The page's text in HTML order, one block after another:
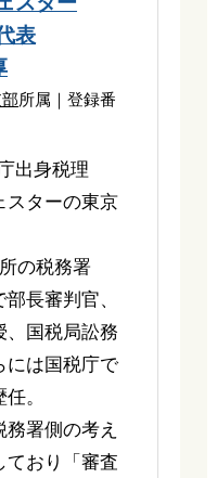
表
所属｜登録番
出身税理
スターの東京
の税務署
長審判官、
、国税局訟務
には国税庁で
。
署側の考え
ており「審査